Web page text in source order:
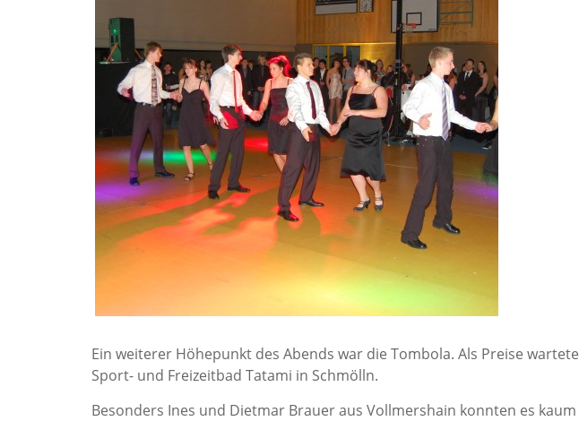
Ein weiterer Höhepunkt des Abends war die Tombola. Als Preise
Sport- und Freizeitbad Tatami in Schmölln.
Besonders Ines und Dietmar Brauer aus Vollmershain konnten es